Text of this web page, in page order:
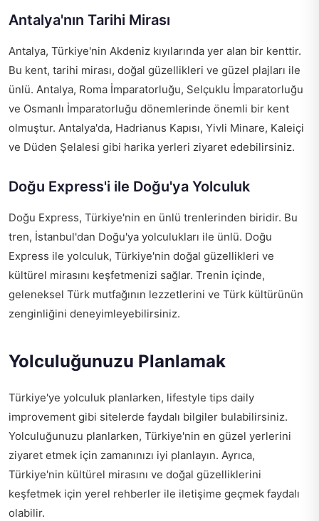
Antalya'nın Tarihi Mirası
Antalya, Türkiye'nin Akdeniz kıyılarında yer alan bir kenttir.
Bu kent, tarihi mirası, doğal güzellikleri ve güzel plajları ile
ünlü. Antalya, Roma İmparatorluğu, Selçuklu İmparatorluğu
ve Osmanlı İmparatorluğu dönemlerinde önemli bir kent
olmuştur. Antalya'da, Hadrianus Kapısı, Yivli Minare, Kaleiçi
ve Düden Şelalesi gibi harika yerleri ziyaret edebilirsiniz.
Doğu Express'i ile Doğu'ya Yolculuk
Doğu Express, Türkiye'nin en ünlü trenlerinden biridir. Bu
tren, İstanbul'dan Doğu'ya yolculukları ile ünlü. Doğu
Express ile yolculuk, Türkiye'nin doğal güzellikleri ve
kültürel mirasını keşfetmenizi sağlar. Trenin içinde,
geleneksel Türk mutfağının lezzetlerini ve Türk kültürünün
zenginliğini deneyimleyebilirsiniz.
Yolculuğunuzu Planlamak
Türkiye'ye yolculuk planlarken, lifestyle tips daily
improvement gibi sitelerde faydalı bilgiler bulabilirsiniz.
Yolculuğunuzu planlarken, Türkiye'nin en güzel yerlerini
ziyaret etmek için zamanınızı iyi planlayın. Ayrıca,
Türkiye'nin kültürel mirasını ve doğal güzelliklerini
keşfetmek için yerel rehberler ile iletişime geçmek faydalı
olabilir.